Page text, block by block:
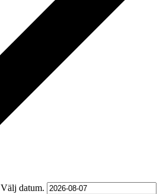
Välj datum.